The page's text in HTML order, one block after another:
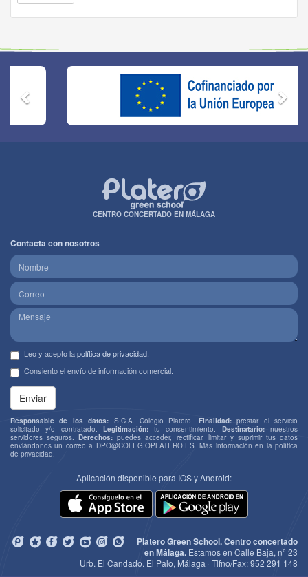
CENTRO CONCERTADO EN MÁLAGA
Contacta con nosotros
Leo y acepto lapolítica de privacidad
Consiento el envío de información comercial.
Enviar
Responsable de los datos: S.C.A. Colegio Platero. Finalidad:prestar el servicio
solicitado y/o contratado. Legitimación:tu consentimiento. Destinatario:nuestros
servidores seguros.Derechos: puedes acceder, rectificar, limitar y suprimir tus datos
enviándonos un correo a DPO@COLEGIOPLATERO.ES. Más información en lapolítica
de privacidad.
Aplicación disponible para IOS y Android:
Platero Green School. Centro concertado
en Málaga. Estamos en Calle Baja, n° 23
Urb. El Candado. El Palo, Málaga · Tlfno/Fax:952 291 148